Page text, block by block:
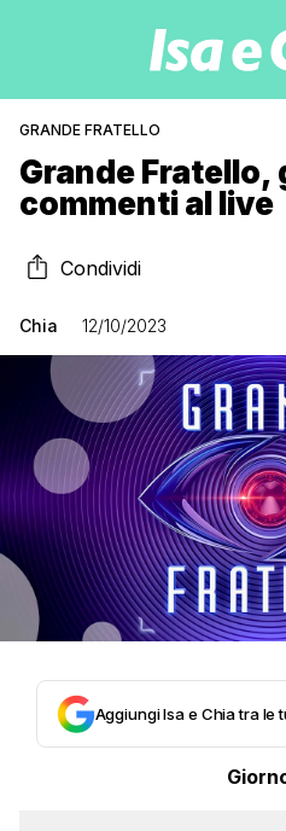
GRANDE FRATELLO
Grande Fratello,
commenti al live
Condividi
Chia 12/10/2023
Aggiungi Isa e Chia tra le